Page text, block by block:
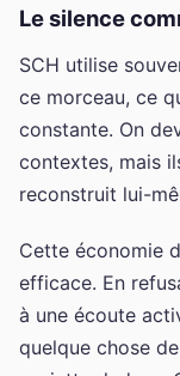
Le silence
SCH utilise
ce morceau, ce
constante. On
contextes, mais
reconstruit lui-
Cette économie
efficace. En
à une écoute
quelque chose